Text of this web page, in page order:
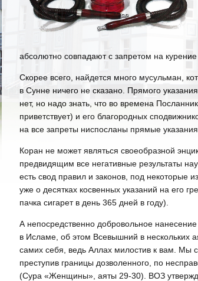
абсолютно совпадают с запретом на
Скорее всего, найдется много мусульман,
в Сунне ничего не сказано. Прямого
нет, но надо знать, что во времена
приветствует) и его благородных
на все запреты ниспосланы прямые указания.
Коран не может являться своеобразной
предвидящим все негативные результаты
есть свод правил и законов, под некоторые
уже о десятках косвенных указаний на его
пачка сигарет в день 365 дней в году).
А непосредственно добровольное
в Исламе, об этом Всевышний в нескольких
самих себя, ведь Аллах милостив к вам. Мы
преступив границы дозволенного, по
(Сура «Женщины», аяты 29-30). ВОЗ